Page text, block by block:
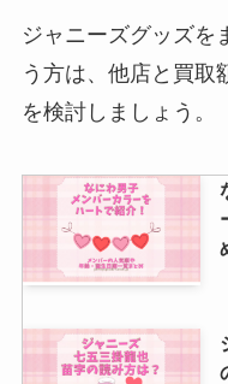
ジャニーズグッズを
う方は、他店と買取
を検討しましょう。